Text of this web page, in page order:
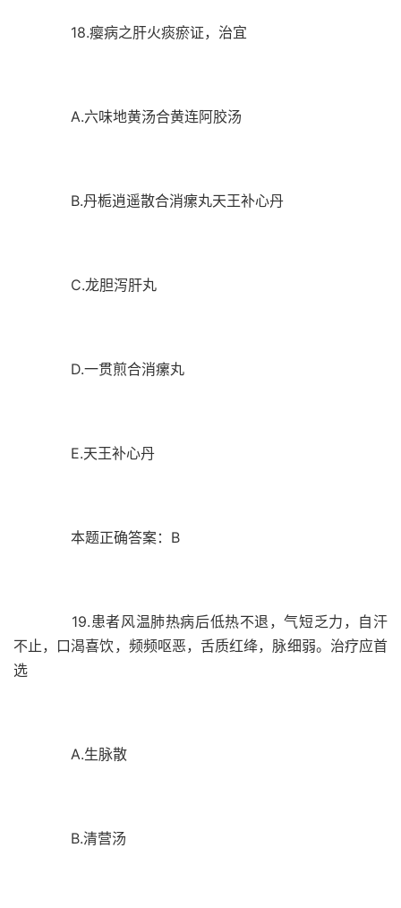
18.瘿病之肝火痰瘀证，治宜
A.六味地黄汤合黄连阿胶汤
B.丹栀逍遥散合消瘰丸天王补心丹
C.龙胆泻肝丸
D.一贯煎合消瘰丸
E.天王补心丹
本题正确答案：B
19.患者风温肺热病后低热不退，气短乏力，自汗
不止，口渴喜饮，频频呕恶，舌质红绛，脉细弱。治疗应首
选
A.生脉散
B.清营汤